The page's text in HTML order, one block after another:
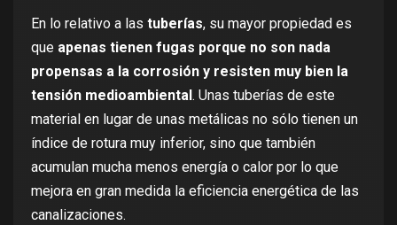
En lo relativo a las tuberías, su mayor propiedad es
que apenas tienen fugas porque no son nada
propensas a la corrosión y resisten muy bien la
tensión medioambiental. Unas tuberías de este
material en lugar de unas metálicas no sólo tienen un
índice de rotura muy inferior, sino que también
acumulan mucha menos energía o calor por lo que
mejora en gran medida la eficiencia energética de las
canalizaciones.